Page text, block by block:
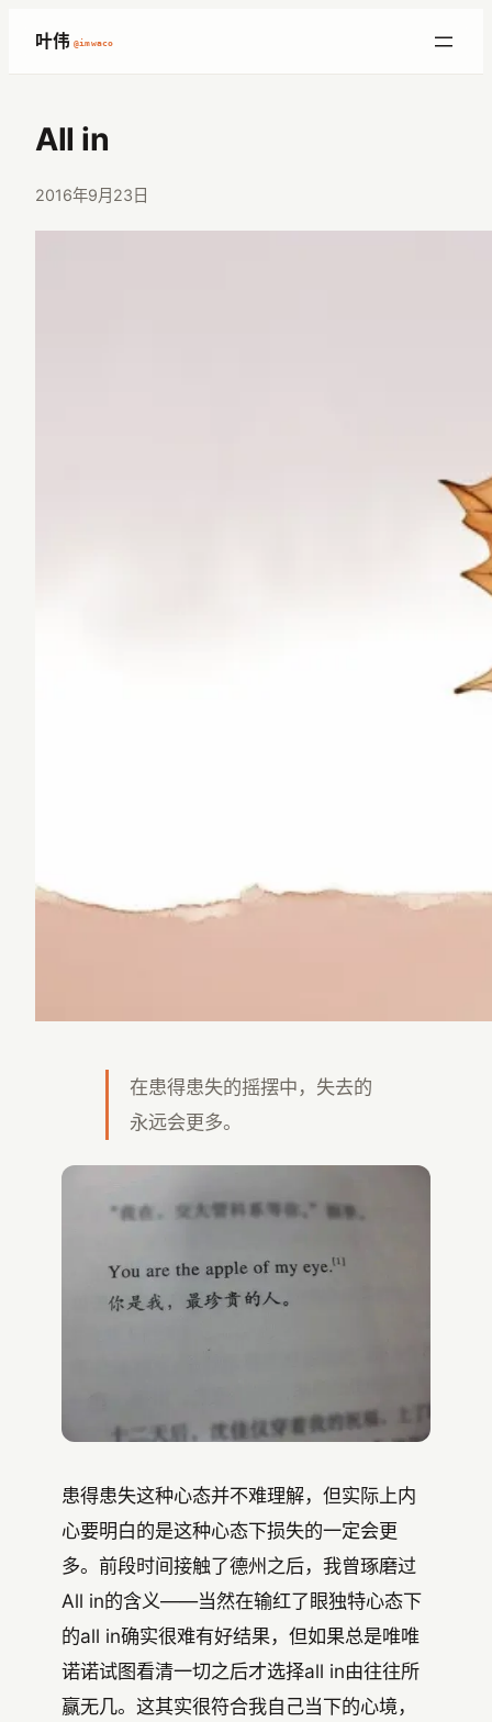
内
叶伟 @imwaco
All in
2016年9月23日
在患得患失的摇摆中，失去的
永远会更多。
患得患失这种心态并不难理解，但实际上内
心要明白的是这种心态下损失的一定会更
多。前段时间接触了德州之后，我曾琢磨过
All in的含义——当然在输红了眼独特心态下
的all in确实很难有好结果，但如果总是唯唯
诺诺试图看清一切之后才选择all in由往往所
赢无几。这其实很符合我自己当下的心境，